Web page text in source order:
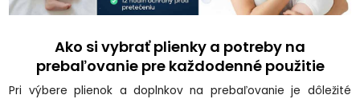
Ako si vybrať plienky a potreby na
prebaľovanie pre každodenné použitie
Pri výbere plienok a doplnkov na prebaľovanie je dôležité